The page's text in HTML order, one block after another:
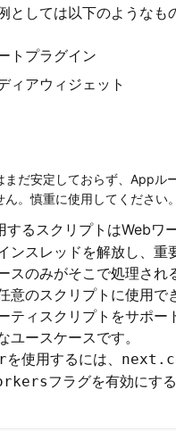
としては以下のようなも
トプラグイン
ィアウィジェット
まだ安定しておらず、Appル
。慎重に使用してください。
するスクリプトはWebワ
ンスレッドを解放し、重
スのみがそこで処理され
意のスクリプトに使用で
ティスクリプトをサポー
ユースケースです。
を使用するには、
フラグを有効にす